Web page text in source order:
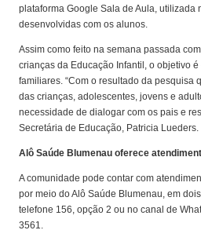
plataforma Google Sala de Aula,
desenvolvidas com os alunos.
Assim como feito na semana passada
crianças da Educação Infantil, o objetivo
familiares. “Com o resultado da pesquisa
das crianças, adolescentes, jovens e
necessidade de dialogar com os pais e
Secretária de Educação, Patricia Lueders.
Alô Saúde Blumenau oferece
A comunidade pode contar com
por meio do Alô Saúde Blumenau, em
telefone 156, opção 2 ou no canal de
3561.